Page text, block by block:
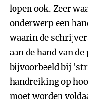
lopen ook. Zeer
onderwerp een
waarin de
aan de hand van
bijvoorbeeld bij
handreiking op
moet worden